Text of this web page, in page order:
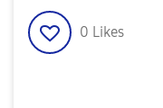
0 Likes